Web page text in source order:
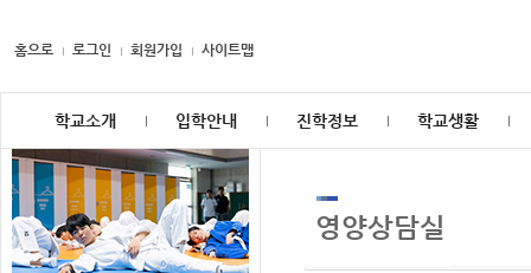
홈으로 로그인 회원가입 사이트맵
학교소개 입학안내 진학정보 학교생활
영양상담실